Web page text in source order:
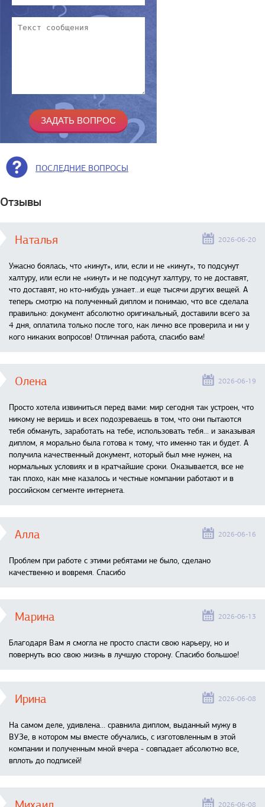
ПОСЛЕДНИЕ ВОПРОСЫ
Отзывы
Наталья 2026-06-20
Ужасно боялась, что «кинут», или, если и не «кинут», то подсунут
халтуру, или если не «кинут» и не подсунут халтуру, то не доставят,
что доставят, но кто-нибудь узнает...и еще тысячи других вещей. А
теперь смотрю на полученный диплом и понимаю, что все сделала
правильно: документ абсолютно оригинальный, доставили всего за
4 дня, оплатила только после того, как лично все проверила и ни у
кого никаких вопросов! Отличная работа, спасибо вам!
Олена 2026-06-19
Просто хотела извиниться перед вами: мир сегодня так устроен, что
никому не веришь и всех подозреваешь в том, что они пытаются
тебя обмануть, заработать на тебе, использовать тебя... и заказывая
диплом, я морально была готова к тому, что именно так и будет. А
получила качественный документ, который был мне нужен, на
нормальных условиях и в кратчайшие сроки. Оказывается, все не
так плохо, как мне казалось и честные компании работают и в
российском сегменте интернета.
Алла 2026-06-16
Проблем при работе с этими ребятами не было, сделано
качественно и вовремя. Спасибо
Марина 2026-06-13
Благодаря Вам я смогла не просто спасти свою карьеру, но и
повернуть всю свою жизнь в лучшую сторону. Спасибо большое!
Ирина 2026-06-08
На самом деле, удивлена… сравнила диплом, выданный мужу в
ВУЗе, в котором мы вместе обучались, с изготовленным в этой
компании и полученным мной вчера - совпадает абсолютно все,
вплоть до подписей!
2026-06-08